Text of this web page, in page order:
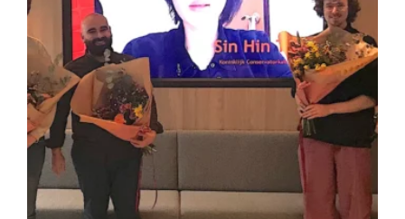
Semaine de la Musique belge, suite et fin avec le ...